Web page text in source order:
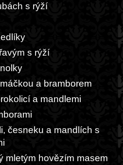
s rýží
s rýží
a bramborem
a mandlemi
česneku a mandlích s
mletým hovězím masem